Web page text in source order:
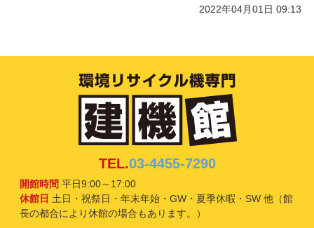
2022年04月01日 09:13
TEL.03-4455-7290
開館時間 平日9:00～17:00
休館日 土日・祝祭日・年末年始・GW・夏季休暇・SW 他（館
長の都合により休館の場合もあります。）